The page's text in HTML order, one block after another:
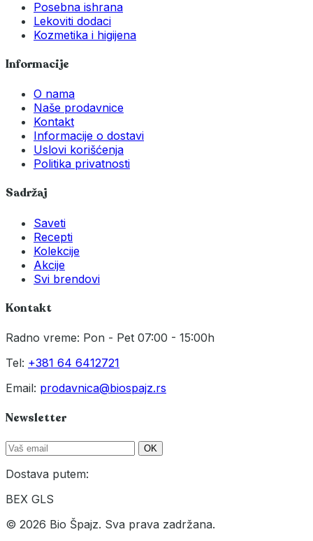
Posebna ishrana
Lekoviti dodaci
Kozmetika i higijena
Informacije
O nama
Naše prodavnice
Kontakt
Informacije o dostavi
Uslovi korišćenja
Politika privatnosti
Sadržaj
Saveti
Recepti
Kolekcije
Akcije
Svi brendovi
Kontakt
Radno vreme: Pon - Pet 07:00 - 15:00h
Tel: +381 64 6412721
Email: prodavnica@biospajz.rs
Newsletter
OK
Dostava putem:
BEX GLS
© 2026 Bio Špajz. Sva prava zadržana.